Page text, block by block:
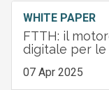
WHITE PAPER
FTTH: il
digitale per
07 Apr 2025